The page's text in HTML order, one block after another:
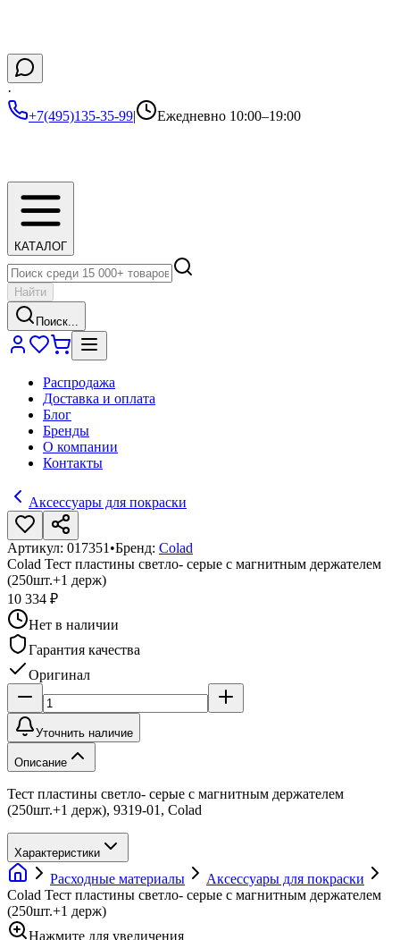
·
+7(495)135-35-99| Ежедневно 10:00–19:00
КАТАЛОГ
Найти
Поиск...
Распродажа
Доставка и оплата
Блог
Бренды
О компании
Контакты
Аксессуары для покраски
Артикул: 017351 •Бренд: Colad
Colad Тест пластины светло- серые с магнитным держателем
(250шт.+1 держ)
10 334 ₽
Нет в наличии
Гарантия качества
Оригинал
Уточнить наличие
Описание
Тест пластины светло- серые с магнитным держателем
(250шт.+1 держ), 9319-01, Colad
Характеристики
Расходные материалы
Аксессуары для покраски
Colad Тест пластины светло- серые с магнитным держателем
(250шт.+1 держ)
Нажмите для увеличения